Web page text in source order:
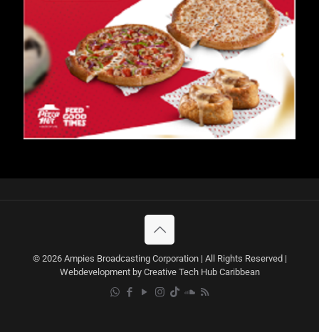
© 2026 Ampies Broadcasting Corporation | All Rights Reserved |
Webdevelopment by Creative Tech Hub Caribbean